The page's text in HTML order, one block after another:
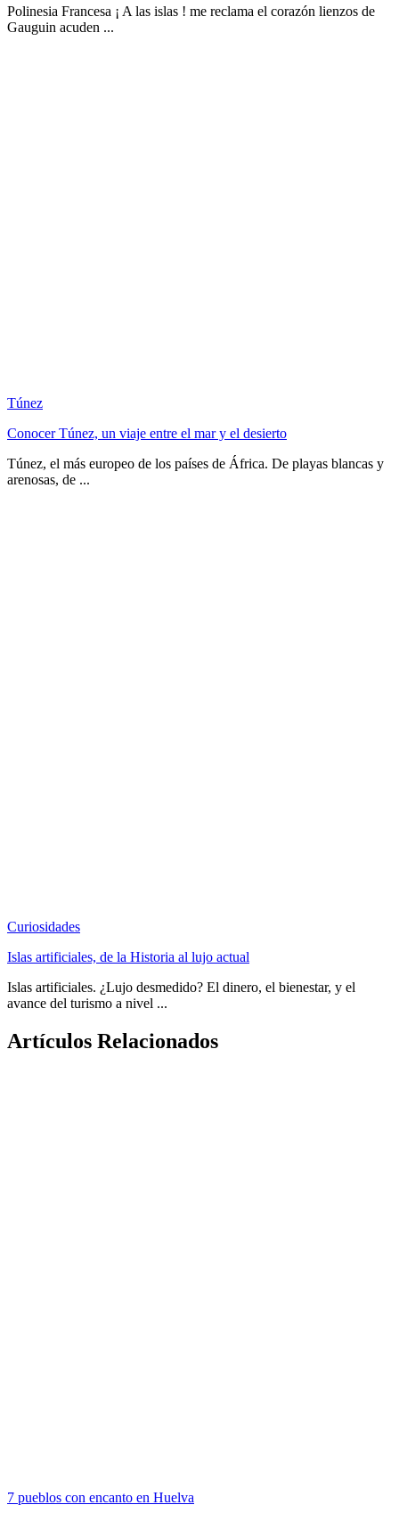
Polinesia Francesa ¡ A las islas ! me reclama el corazón lienzos de
Gauguin acuden ...
Túnez
Conocer Túnez, un viaje entre el mar y el desierto
Túnez, el más europeo de los países de África. De playas blancas y
arenosas, de ...
Curiosidades
Islas artificiales, de la Historia al lujo actual
Islas artificiales. ¿Lujo desmedido? El dinero, el bienestar, y el
avance del turismo a nivel ...
Artículos Relacionados
7 pueblos con encanto en Huelva